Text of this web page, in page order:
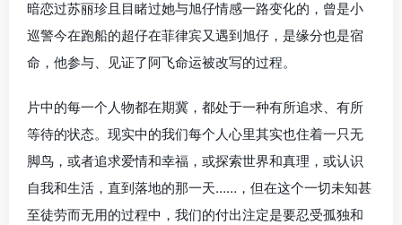
暗恋过苏丽珍且目睹过她与旭仔情感一路变化的，曾是小
巡警今在跑船的超仔在菲律宾又遇到旭仔，是缘分也是宿
命，他参与、见证了阿飞命运被改写的过程。
片中的每一个人物都在期冀，都处于一种有所追求、有所
等待的状态。现实中的我们每个人心里其实也住着一只无
脚鸟，或者追求爱情和幸福，或探索世界和真理，或认识
自我和生活，直到落地的那一天……，但在这个一切未知甚
至徒劳而无用的过程中，我们的付出注定是要忍受孤独和